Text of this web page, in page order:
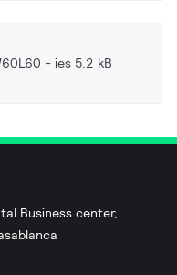
ies 5.2 kB
Business center,